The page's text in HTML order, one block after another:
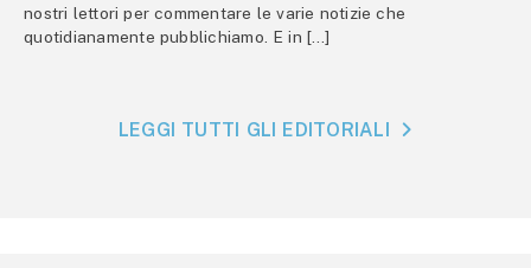
nostri lettori per commentare le varie notizie che
quotidianamente pubblichiamo. E in […]
LEGGI TUTTI GLI EDITORIALI